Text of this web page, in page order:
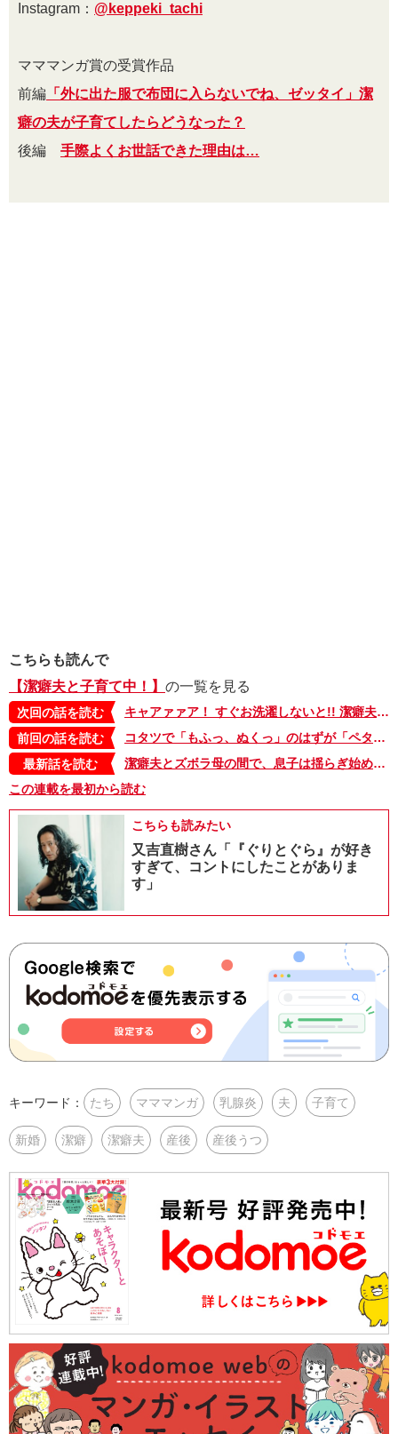
Instagram： @keppeki_tachi
マママンガ賞の受賞作品
前編 「外に出た服で布団に入らないでね、ゼッタイ」潔
癖の夫が子育てしたらどうなった？
後編 手際よくお世話できた理由は…
こちらも読んで
【潔癖夫と子育て中！】 の一覧を見る
次回の話を読む
キャアァァア！ すぐお洗濯しないと!! 潔癖夫がひらめいた【潔癖夫と子育て中！・13】
前回の話を読む
コタツで「もふっ、ぬくっ」のはずが「ペタペタ、ガサッ」!?【潔癖夫と子育て中！・11】
最新話を読む
潔癖夫とズボラ母の間で、息子は揺らぎ始めていた【潔癖夫と子育て中！・61】
この連載を最初から読む
こちらも読みたい
又吉直樹さん「『ぐりとぐら』が好き
すぎて、コントにしたことがありま
す」
キーワード： たち マママンガ 乳腺炎 夫 子育て
新婚 潔癖 潔癖夫 産後 産後うつ